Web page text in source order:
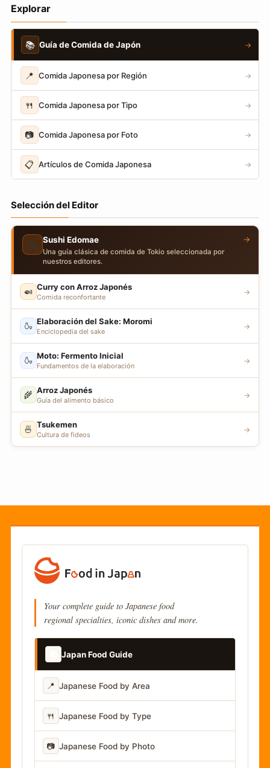
Explorar
📚 Guía de Comida de Japón →
📍 Comida Japonesa por Región →
🍴 Comida Japonesa por Tipo →
📷 Comida Japonesa por Foto →
📋 Artículos de Comida Japonesa →
Selección del Editor
🍣 Sushi Edomae
Una guía clásica de comida de Tokio seleccionada por
nuestros editores.
→
🍛 Curry con Arroz Japonés
Comida reconfortante
→
🍶 Elaboración del Sake: Moromi
Enciclopedia del sake
→
🍶 Moto: Fermento Inicial
Fundamentos de la elaboración
→
🌾 Arroz Japonés
Guía del alimento básico
→
🍜 Tsukemen
Cultura de fideos
→
Your complete guide to Japanese food
regional specialties, iconic dishes and more.
Japan Food Guide
📍 Japanese Food by Area
🍴 Japanese Food by Type
📷 Japanese Food by Photo